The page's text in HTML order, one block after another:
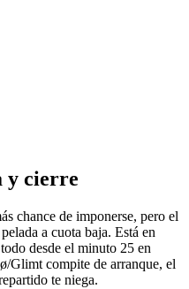
y cierre
chance de imponerse, pero el
a cuota baja. Está en
desde el minuto 25 en
Glimt compite de arranque, el
te niega.